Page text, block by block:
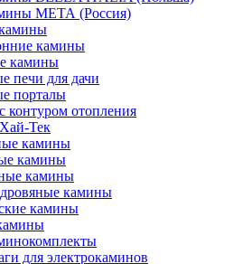
МЕТА (Россия)
камины
камины
печи для дачи
порталы
контуром отопления
Тек
камины
камины
камины
камины
камины
для электрокаминов